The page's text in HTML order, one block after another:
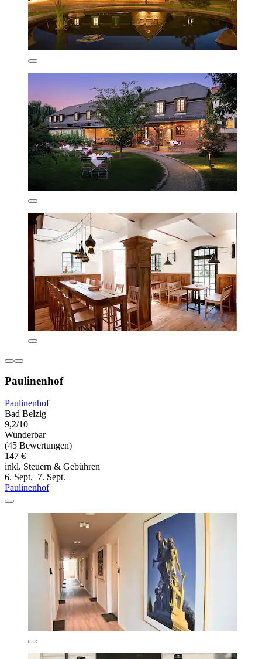
Paulinenhof
Paulinenhof
Bad Belzig
9,2/10
Wunderbar
(45 Bewertungen)
147 €
inkl. Steuern & Gebühren
6. Sept.–7. Sept.
Paulinenhof